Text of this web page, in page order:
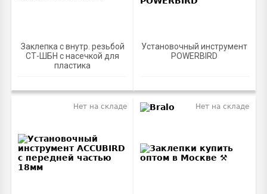
Заклепка с внутр. резьбой
СТ-ШБН с насечкой для
пластика
Установочный инструмент
POWERBIRD
Нет на складе Нет на складе